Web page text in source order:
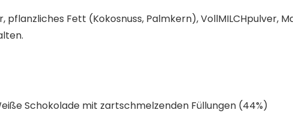
pflanzliches Fett (Kokosnuss, Palmkern), VollMILCHpulver,
Schokolade mit zartschmelzenden Füllungen (44%)